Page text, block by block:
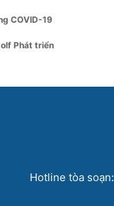
COVID-19
Phát triển
Hotline tòa soạn: